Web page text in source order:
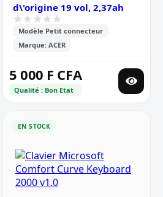
d\'origine 19 vol, 2,37ah
Modèle Petit connecteur
Marque: ACER
5 000 F CFA
Qualité : Bon Etat
EN STOCK